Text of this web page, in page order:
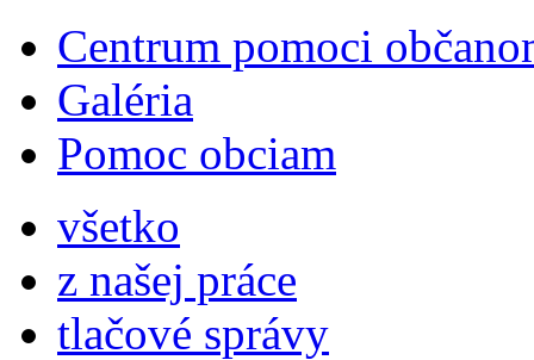
Centrum pomoci
Galéria
Pomoc obciam
všetko
z našej práce
tlačové správy